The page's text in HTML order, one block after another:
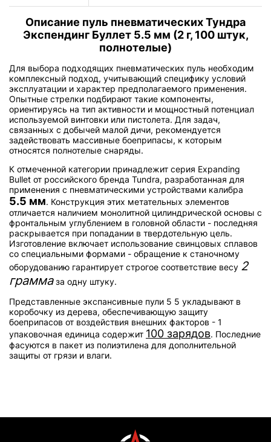
Описание пуль пневматических Тундра
Экспендинг Буллет 5.5 мм (2 г, 100 штук,
полнотелые)
Для выбора подходящих пневматических пуль необходим
комплексный подход, учитывающий специфику условий
эксплуатации и характер предполагаемого применения.
Опытные стрелки подбирают такие компоненты,
ориентируясь на тип активности и мощностный потенциал
используемой винтовки или пистолета. Для задач,
связанных с добычей малой дичи, рекомендуется
задействовать массивные боеприпасы, к которым
относятся полнотелые снаряды.
К отмеченной категории принадлежит серия Expanding
Bullet от российского бренда Tundra, разработанная для
применения с пневматическими устройствами калибра
5.5 мм. Конструкция этих метательных элементов
отличается наличием монолитной цилиндрической основы с
фронтальным углублением в головной области - последняя
раскрывается при попадании в твердотельную цель.
Изготовление включает использование свинцовых сплавов
со специальными формами - обращение к станочному
оборудованию гарантирует строгое соответствие весу 2
граммаза одну штуку.
Представленные экспансивные пули 5 5 укладывают в
коробочку из дерева, обеспечивающую защиту
боеприпасов от воздействия внешних факторов - 1
упаковочная единица содержит 100 зарядов. Последние
фасуются в пакет из полиэтилена для дополнительной
защиты от грязи и влаги.